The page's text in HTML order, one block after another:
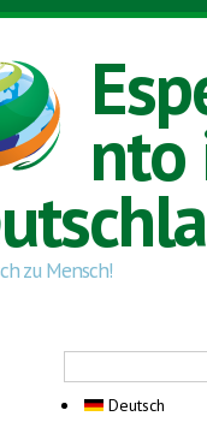
nto
zu Mensch!
Deutsch